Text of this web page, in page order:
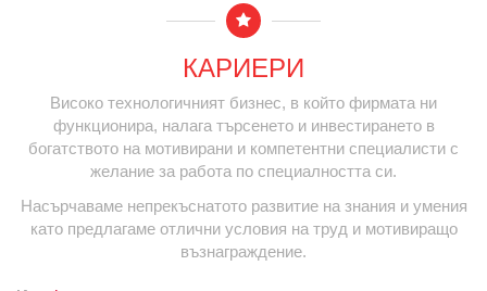
КАРИЕРИ
Високо технологичният бизнес, в който фирмата ни
функционира, налага търсенето и инвестирането в
богатството на мотивирани и компетентни специалисти с
желание за работа по специалността си.
Насърчаваме непрекъснатото развитие на знания и умения
като предлагаме отлични условия на труд и мотивиращо
възнаграждение.